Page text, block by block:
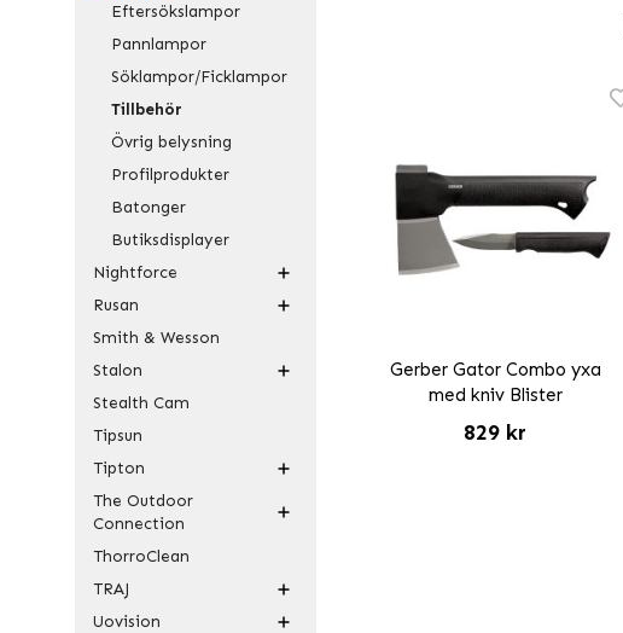
Eftersökslampor
Pannlampor
Söklampor/Ficklampor
Tillbehör
Övrig belysning
Profilprodukter
Batonger
Butiksdisplayer
Nightforce
Rusan
Smith & Wesson
Stalon
Stealth Cam
Tipsun
Tipton
The Outdoor
Connection
ThorroClean
TRAJ
Uovision
Gerber Gator Combo yxa
med kniv Blister
829 kr